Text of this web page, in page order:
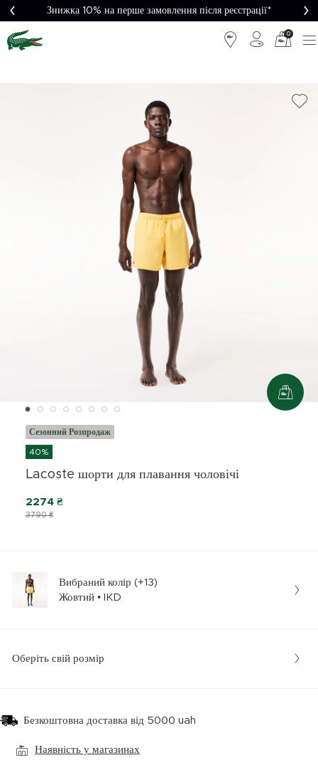
Знижка 10% на перше замовлення після реєстрації*
0
Сезонний Розпродаж
40%
Lacoste шорти для плавання чоловічі
3790 ₴
2274 ₴
Вибраний колір (+13)
Жовтий • IKD
Оберіть свій розмір
Безкоштовна доставка від 5000 uah
Наявність у магазинах
Безкоштовна
доставка від